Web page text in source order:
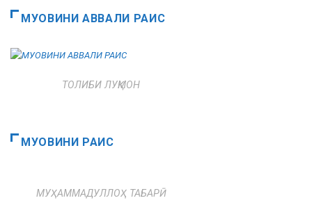
МУОВИНИ АВВАЛИ РАИС
ТОЛИБИ ЛУҚМОН
МУОВИНИ РАИС
МУҲАММАДУЛЛОҲ ТАБАРӢ